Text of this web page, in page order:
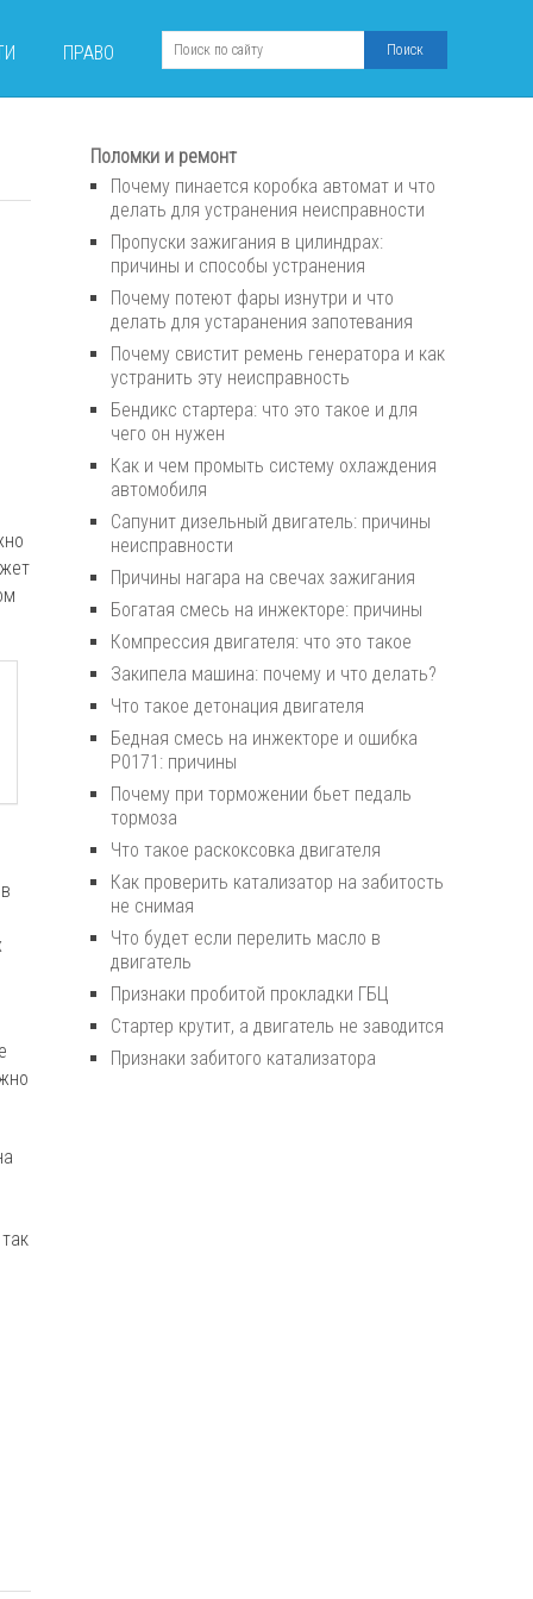
ПРАВО
Поломки и ремонт
Почему пинается коробка автомат и что
делать для устранения неисправности
Пропуски зажигания в цилиндрах:
причины и способы устранения
Почему потеют фары изнутри и что
делать для устаранения запотевания
Почему свистит ремень генератора и как
устранить эту неисправность
Бендикс стартера: что это такое и для
чего он нужен
Как и чем промыть систему охлаждения
автомобиля
Сапунит дизельный двигатель: причины
неисправности
Причины нагара на свечах зажигания
Богатая смесь на инжекторе: причины
Компрессия двигателя: что это такое
Закипела машина: почему и что делать?
Что такое детонация двигателя
Бедная смесь на инжекторе и ошибка
P0171: причины
Почему при торможении бьет педаль
тормоза
Что такое раскоксовка двигателя
Как проверить катализатор на забитость
не снимая
Что будет если перелить масло в
двигатель
Признаки пробитой прокладки ГБЦ
Стартер крутит, а двигатель не заводится
Признаки забитого катализатора